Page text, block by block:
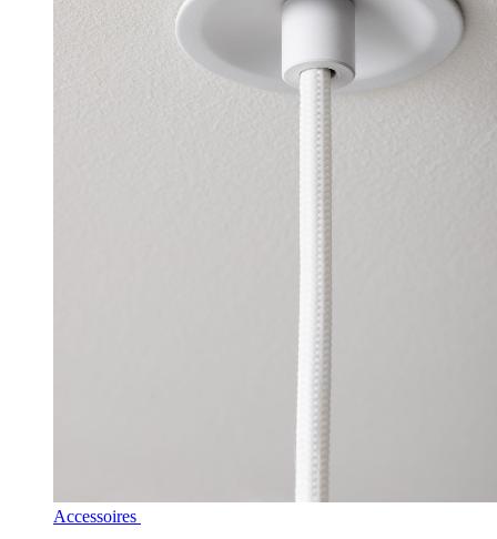
Accessoires